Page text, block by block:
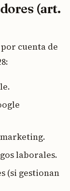
(art.
cuenta de
marketing.
laborales.
(si gestionan